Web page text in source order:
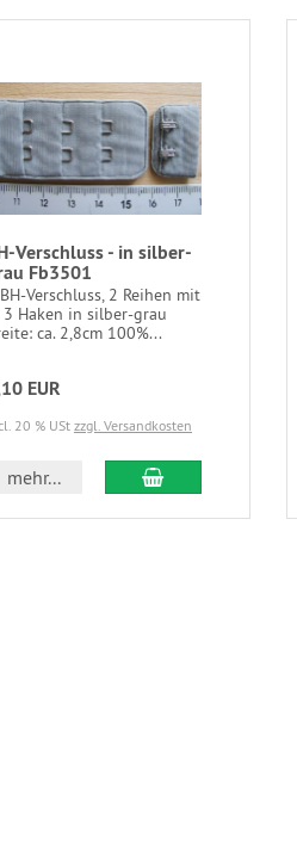
Verschluss - in silber-
Fb3501
Verschluss, 2 Reihen mit
3 Haken in silber-grau
ca. 2,8cm 100%...
EUR
20 % USt zzgl. Versandkosten
mehr... In den Warenkorb